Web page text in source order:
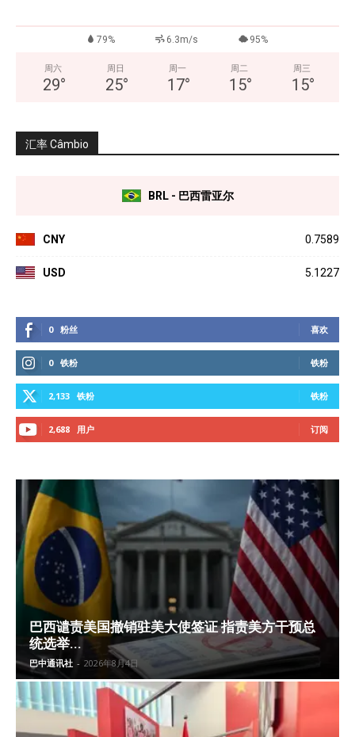
79% 6.3m/s 95%
周六
29°
周日
25°
周一
17°
周二
15°
周三
15°
汇率 Câmbio
BRL - 巴西雷亚尔
CNY 0.7589
USD 5.1227
0 粉丝 喜欢
0 铁粉 铁粉
2,133 铁粉 铁粉
2,688 用户 订阅
巴西谴责美国撤销驻美大使签证 指责美方干预总
统选举...
巴中通讯社 - 2026年8月4日